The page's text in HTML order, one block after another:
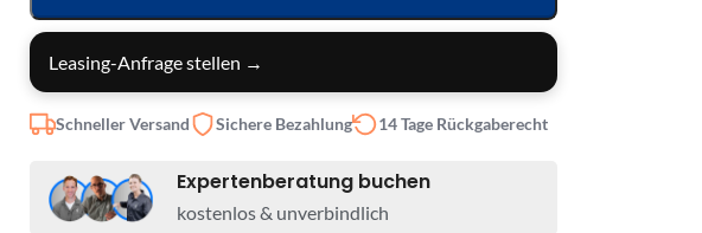
Leasing-Anfrage stellen →
Schneller Versand Sichere Bezahlung 14 Tage Rückgaberecht
Expertenberatung buchen
kostenlos & unverbindlich